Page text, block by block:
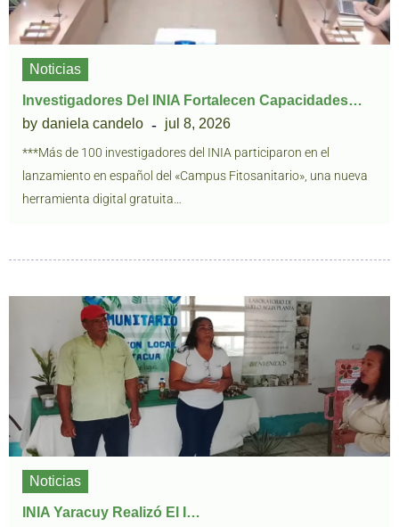
Noticias
Investigadores Del INIA Fortalecen Capacidades…
by daniela candelo jul 8, 2026
***Más de 100 investigadores del INIA participaron en el
lanzamiento en español del «Campus Fitosanitario», una nueva
herramienta digital gratuita…
Noticias
INIA Yaracuy Realizó El I…